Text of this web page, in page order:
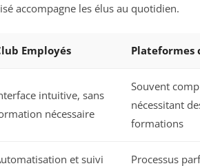
accompagne les élus au quotidien.
Employés Plateformes
intuitive, sans
nécessaire
Souvent
nécessitant
formations
et suivi
Processus